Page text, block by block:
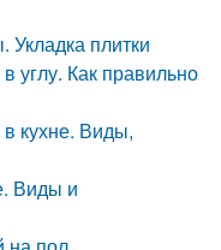
Укладка плитки
углу. Как правильно
в кухне. Виды,
Виды и